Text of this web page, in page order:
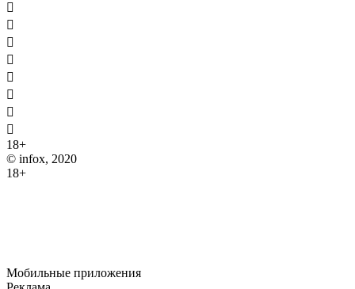








18+
© infox, 2020
18+
Мобильные приложения